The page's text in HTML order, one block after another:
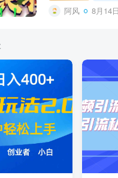
阿风 8月14